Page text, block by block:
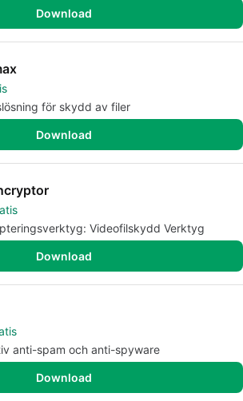
Download
för skydd av filer
Download
Videofilskydd Verktyg
Download
anti-spam och anti-spyware
Download